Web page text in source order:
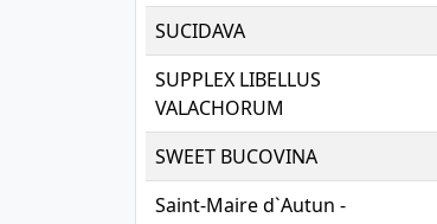
SUCIDAVA
SUPPLEX LIBELLUS
VALACHORUM
SWEET BUCOVINA
Saint-Maire d`Autun -